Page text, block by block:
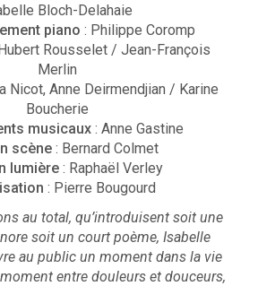
Bloch-Delahaie
piano : Philippe Coromp
Rousselet / Jean-François
Merlin
Nicot, Anne Deirmendjian / Karine
Boucherie
musicaux : Anne Gastine
scène : Bernard Colmet
lumière : Raphaël Verley
: Pierre Bougourd
au total, qu’introduisent soit une
soit un court poème, Isabelle
au public un moment dans la vie
entre douleurs et douceurs,